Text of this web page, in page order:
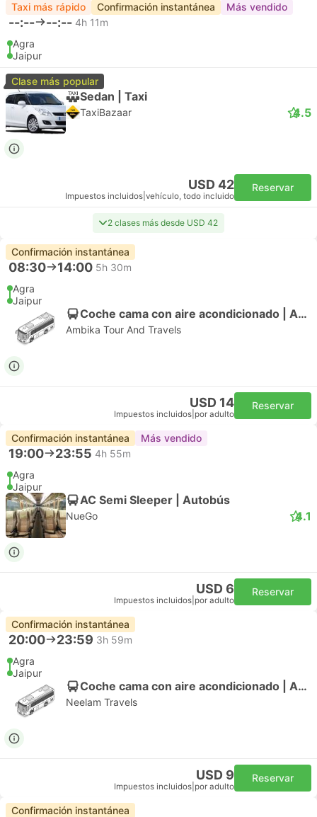
Taxi más rápido Confirmación instantánea Más vendido
--:-- --:-- 4h 11m
Agra
Jaipur
Clase más popular
Sedan | Taxi
TaxiBazaar 4.5
USD 42
Impuestos incluidos vehículo, todo incluido
Reservar
2 clases más desde USD 42
Confirmación instantánea
08:30 14:00 5h 30m
Agra
Jaipur
Coche cama con aire acondicionado | Autobús
Ambika Tour And Travels
USD 14
Impuestos incluidos por adulto
Reservar
Confirmación instantánea Más vendido
19:00 23:55 4h 55m
Agra
Jaipur
AC Semi Sleeper | Autobús
NueGo 4.1
USD 6
Impuestos incluidos por adulto
Reservar
Confirmación instantánea
20:00 23:59 3h 59m
Agra
Jaipur
Coche cama con aire acondicionado | Autobús
Neelam Travels
USD 9
Impuestos incluidos por adulto
Reservar
Confirmación instantánea